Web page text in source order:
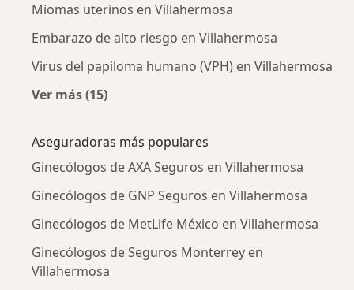
Miomas uterinos en Villahermosa
Embarazo de alto riesgo en Villahermosa
Virus del papiloma humano (VPH) en Villahermosa
Ver más (15)
Aseguradoras más populares
Ginecólogos de AXA Seguros en Villahermosa
Ginecólogos de GNP Seguros en Villahermosa
Ginecólogos de MetLife México en Villahermosa
Ginecólogos de Seguros Monterrey en
Villahermosa